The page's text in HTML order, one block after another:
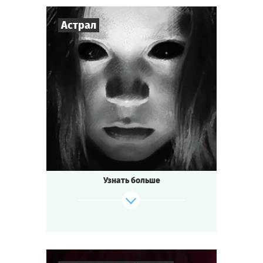
Астрал
Игроков -7
Время игры 1-1,5 ч.
Тематика Мистика
Тип квеста Мини-квестория
Узнать больше